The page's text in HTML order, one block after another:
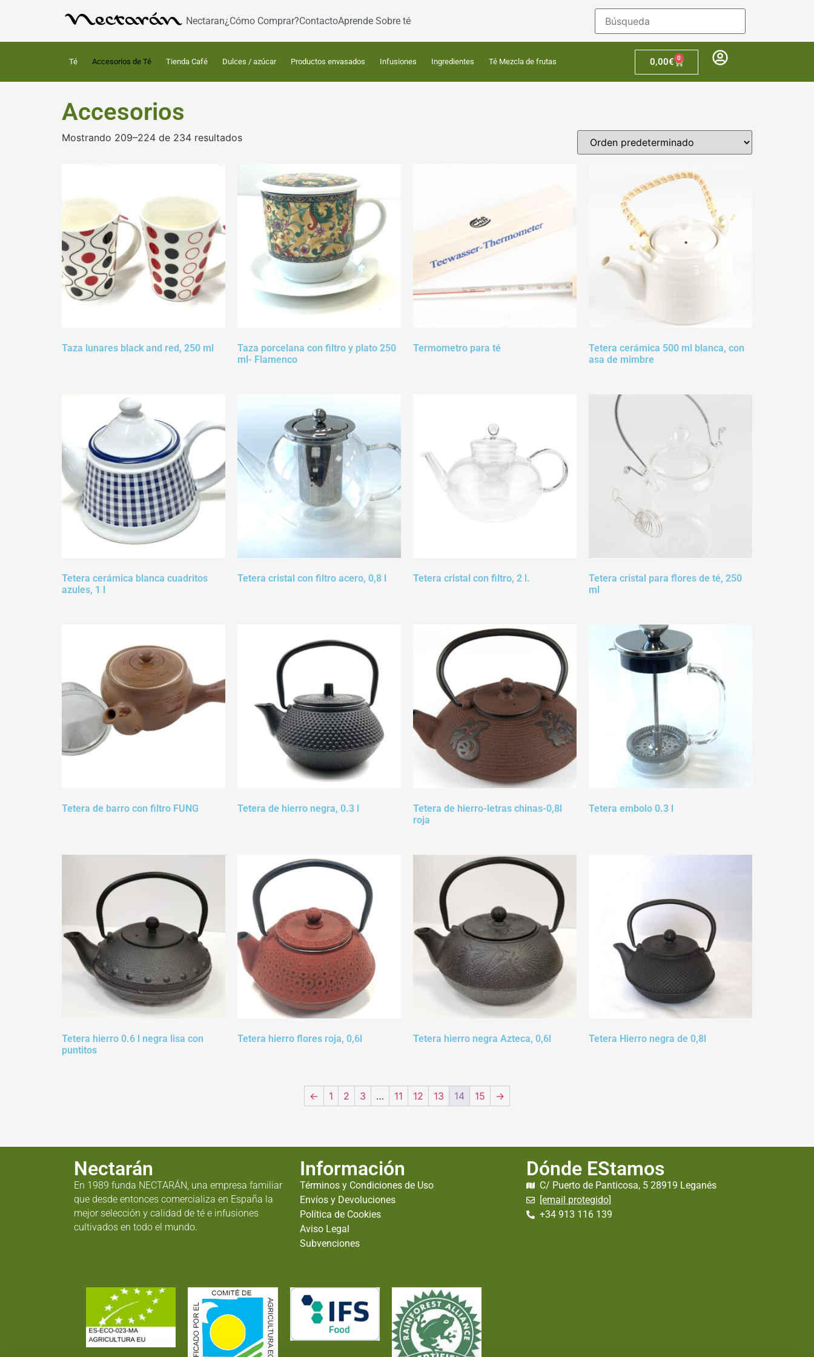
Nectaran¿Cómo Comprar?ContactoAprende Sobre té
Té Accesorios de Té Tienda Café Dulces / azúcar Productos envasados Infusiones Ingredientes Té Mezcla de frutas 0,00€ 0
Accesorios
Mostrando 209–224 de 234 resultados
Taza lunares black and red, 250 ml
Taza porcelana con filtro y plato 250
ml- Flamenco
Termometro para té
Tetera cerámica 500 ml blanca, con
asa de mimbre
Tetera cerámica blanca cuadritos
azules, 1 l
Tetera cristal con filtro acero, 0,8 l Tetera cristal con filtro, 2 l.
Tetera cristal para flores de té, 250
ml
Tetera de barro con filtro FUNG Tetera de hierro negra, 0.3 l
Tetera de hierro-letras chinas-0,8l
roja
Tetera embolo 0.3 l
Tetera hierro 0.6 l negra lisa con
puntitos
Tetera hierro flores roja, 0,6l Tetera hierro negra Azteca, 0,6l Tetera Hierro negra de 0,8l
← 1 2 3 … 11 12 13 14 15 →
Nectarán
En 1989 funda NECTARÁN, una empresa familiar
que desde entonces comercializa en España la
mejor selección y calidad de té e infusiones
cultivados en todo el mundo.
Información
Términos y Condiciones de Uso
Envíos y Devoluciones
Política de Cookies
Aviso Legal
Subvenciones
Dónde EStamos
C/ Puerto de Panticosa, 5 28919 Leganés
[email protegido]
+34 913 116 139